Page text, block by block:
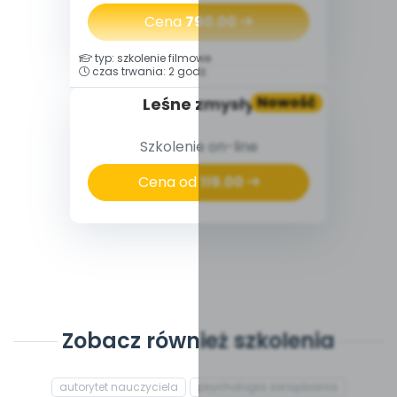
Cena790.00
Nowość
typ: szkolenie filmowe
czas trwania: 2 godz.
Leśne zmysły
Szkolenie on-line
Cena od119.00
Zobacz również szkolenia
autorytet nauczyciela psychologia zarządzania